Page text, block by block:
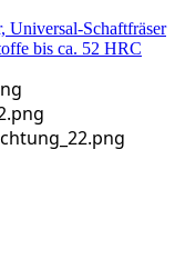
Schaftfräser
bis ca. 52 HRC